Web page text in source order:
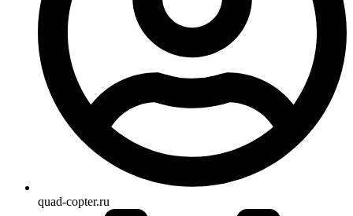
quad-copter.ru